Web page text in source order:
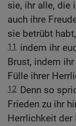
sie, ihr alle, die
auch ihre
sie betrübt habt,
11
indem ihr
Brust, indem
Fülle ihrer
12 Denn so
Frieden zu ihr
Herrlichkeit der